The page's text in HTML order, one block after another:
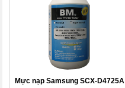
Mực nạp Samsung SCX-D4725A